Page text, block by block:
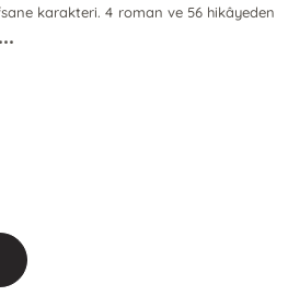
karakteri. 4 roman ve 56 hikâyeden
...